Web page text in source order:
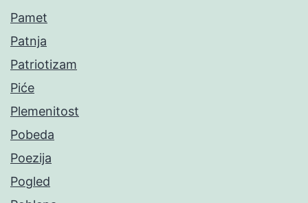
Pamet
Patnja
Patriotizam
Piće
Plemenitost
Pobeda
Poezija
Pogled